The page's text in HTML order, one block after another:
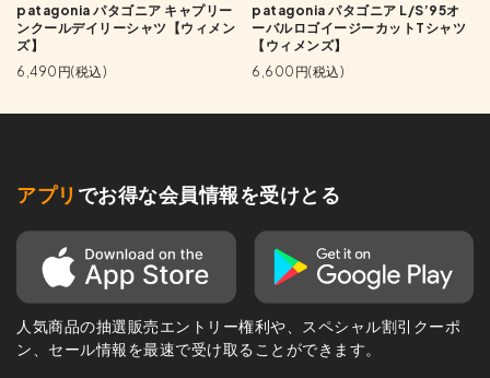
patagonia パタゴニア キャプリー
ンクールデイリーシャツ【ウィメン
ズ】
6,490円(税込)
patagonia パタゴニア L/S’95オ
ーバルロゴイージーカットTシャツ
【ウィメンズ】
6,600円(税込)
アプリ でお得な会員情報を受けとる
人気商品の抽選販売エントリー権利や、スペシャル割引クーポ
ン、セール情報を最速で受け取ることができます。